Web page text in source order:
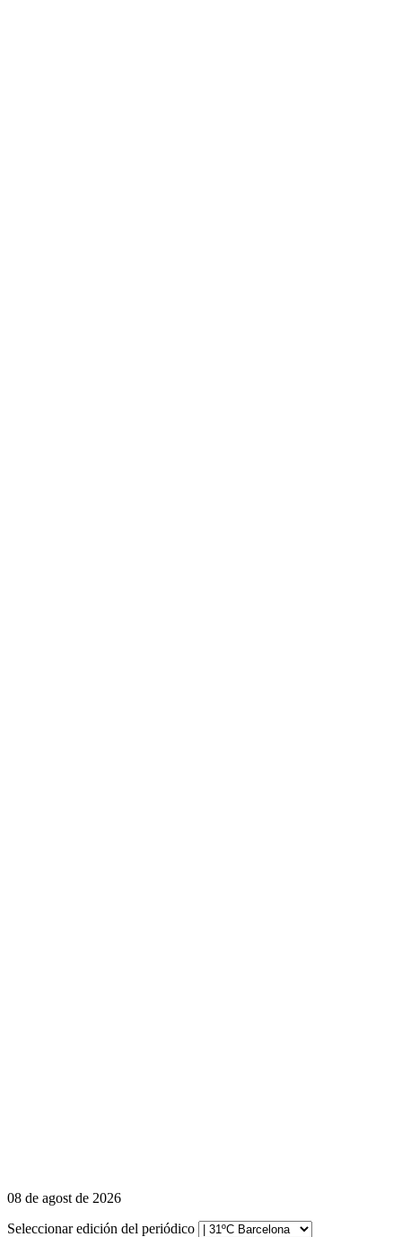
08 de agost de 2026
Seleccionar edición del periódico